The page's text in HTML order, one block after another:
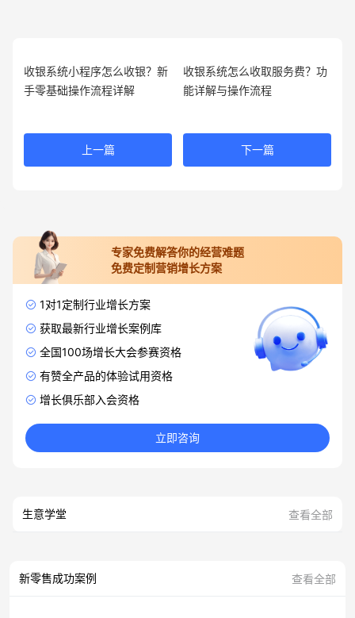
收银系统小程序怎么收银？新
手零基础操作流程详解
上一篇
收银系统怎么收取服务费？功
能详解与操作流程
下一篇
专家免费解答你的经营难题
免费定制营销增长方案
1对1定制行业增长方案
获取最新行业增长案例库
全国100场增长大会参赛资格
有赞全产品的体验试用资格
增长俱乐部入会资格
立即咨询
生意学堂 查看全部
新零售成功案例 查看全部